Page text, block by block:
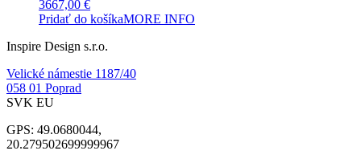
3667,00 €
Pridať do košíkaMORE INFO
Inspire Design s.r.o.
Velické námestie 1187/40
058 01 Poprad
SVK EU
GPS: 49.0680044,
20.279502699999967